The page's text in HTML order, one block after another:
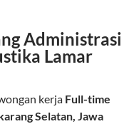
Administrasi
Lamar
kerja Full-time
Selatan, Jawa